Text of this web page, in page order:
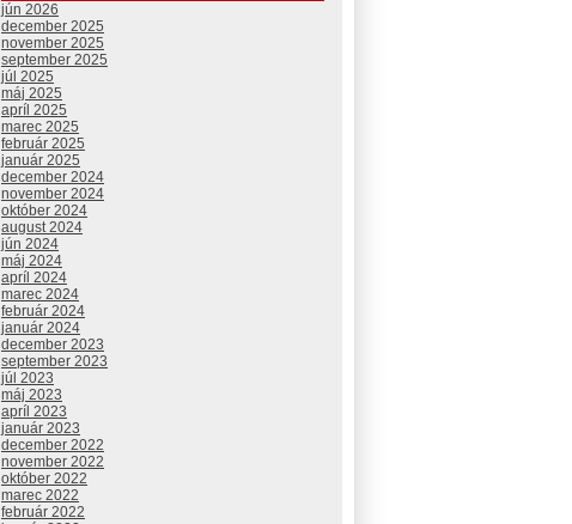
jún 2026
december 2025
november 2025
september 2025
júl 2025
máj 2025
apríl 2025
marec 2025
február 2025
január 2025
december 2024
november 2024
október 2024
august 2024
jún 2024
máj 2024
apríl 2024
marec 2024
február 2024
január 2024
december 2023
september 2023
júl 2023
máj 2023
apríl 2023
január 2023
december 2022
november 2022
október 2022
marec 2022
február 2022